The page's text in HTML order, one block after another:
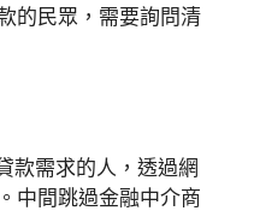
的民眾，需要詢問清
款需求的人，透過網
中間跳過金融中介商